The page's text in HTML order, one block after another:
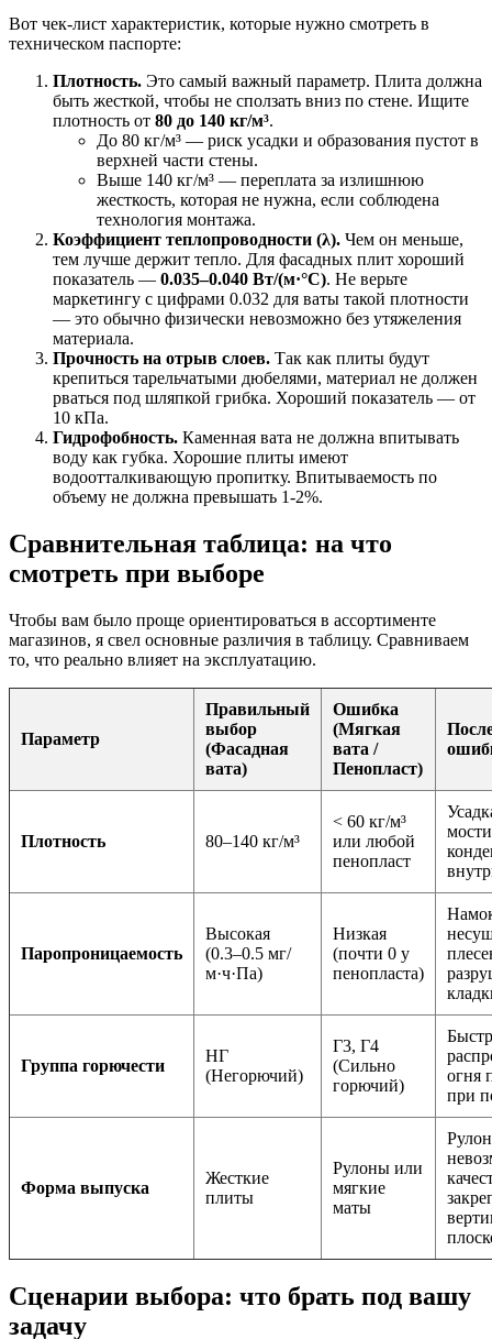
Вот чек-лист характеристик, которые нужно смотреть в
техническом паспорте:
Плотность. Это самый важный параметр. Плита должна
быть жесткой, чтобы не сползать вниз по стене. Ищите
плотность от 80 до 140 кг/м³.
До 80 кг/м³ — риск усадки и образования пустот в
верхней части стены.
Выше 140 кг/м³ — переплата за излишнюю
жесткость, которая не нужна, если соблюдена
технология монтажа.
Коэффициент теплопроводности (λ). Чем он меньше,
тем лучше держит тепло. Для фасадных плит хороший
показатель — 0.035–0.040 Вт/(м·°C). Не верьте
маркетингу с цифрами 0.032 для ваты такой плотности
— это обычно физически невозможно без утяжеления
материала.
Прочность на отрыв слоев. Так как плиты будут
крепиться тарельчатыми дюбелями, материал не должен
рваться под шляпкой грибка. Хороший показатель — от
10 кПа.
Гидрофобность. Каменная вата не должна впитывать
воду как губка. Хорошие плиты имеют
водоотталкивающую пропитку. Впитываемость по
объему не должна превышать 1-2%.
Сравнительная таблица: на что
смотреть при выборе
Чтобы вам было проще ориентироваться в ассортименте
магазинов, я свел основные различия в таблицу. Сравниваем
то, что реально влияет на эксплуатацию.
Параметр
Правильный
выбор
(Фасадная
вата)
Ошибка
(Мягкая
вата /
Пенопласт)
Плотность 80–140 кг/м³
< 60 кг/м³
или любой
пенопласт
Паропроницаемость
Высокая
(0.3–0.5 мг/
м·ч·Па)
Низкая
(почти 0 у
пенопласта)
Группа горючести
НГ
(Негорючий)
Г3, Г4
(Сильно
горючий)
огня
при
Форма выпуска
Жесткие
плиты
Рулоны или
мягкие
маты
Сценарии выбора: что брать под вашу
задачу